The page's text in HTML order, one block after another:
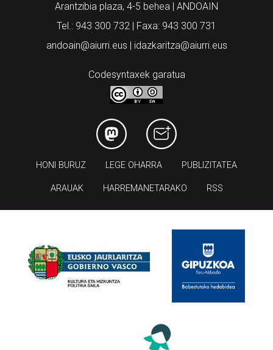
Arantzibia plaza, 4-5 behea | ANDOAIN
Tel.: 943 300 732 | Faxa: 943 300 731
andoain@aiurri.eus | idazkaritza@aiurri.eus
Codesyntaxek garatua
HONI BURUZ LEGE OHARRA PUBLIZITATEA
ARAUAK HARREMANETARAKO RSS